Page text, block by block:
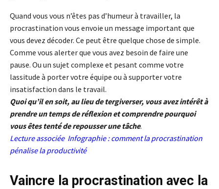
Quand vous vous n’êtes pas d’humeur à travailler, la
procrastination vous envoie un message important que
vous devez décoder. Ce peut être quelque chose de simple.
Comme vous alerter que vous avez besoin de faire une
pause. Ou un sujet complexe et pesant comme votre
lassitude à porter votre équipe ou à supporter votre
insatisfaction dans le travail.
Quoi qu’il en soit, au lieu de tergiverser, vous avez intérêt à
prendre un temps de réflexion et comprendre pourquoi
vous êtes tenté de repousser une tâche.
Lecture associée Infographie : comment la procrastination
pénalise la productivité
Vaincre la procrastination avec la